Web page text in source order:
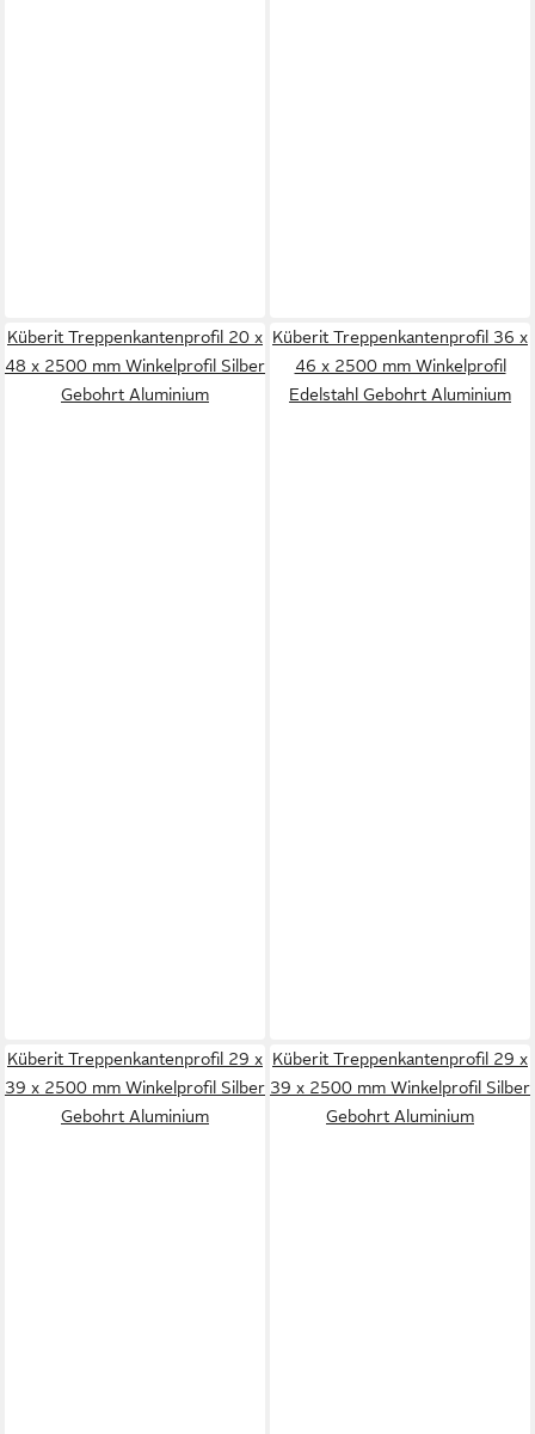
Küberit Treppenkantenprofil 20 x
48 x 2500 mm Winkelprofil Silber
Gebohrt Aluminium
Küberit Treppenkantenprofil 36 x
46 x 2500 mm Winkelprofil
Edelstahl Gebohrt Aluminium
Küberit Treppenkantenprofil 29 x
39 x 2500 mm Winkelprofil Silber
Gebohrt Aluminium
Küberit Treppenkantenprofil 29 x
39 x 2500 mm Winkelprofil Silber
Gebohrt Aluminium